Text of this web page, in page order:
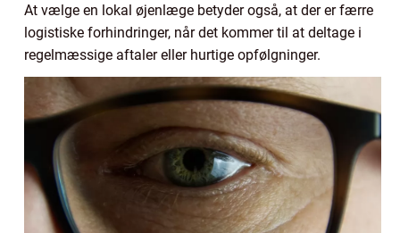
At vælge en lokal øjenlæge betyder også, at der er færre
logistiske forhindringer, når det kommer til at deltage i
regelmæssige aftaler eller hurtige opfølgninger.